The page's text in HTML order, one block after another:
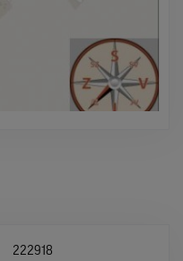
222918